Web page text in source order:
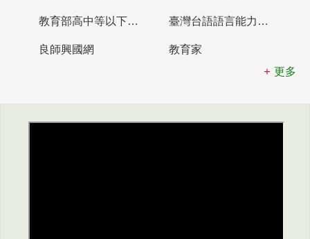
教育部高中等以下學校及幼兒園教師資格檢定考試 臺灣台語語言能力認證網站
良師興國網
教育家
更多